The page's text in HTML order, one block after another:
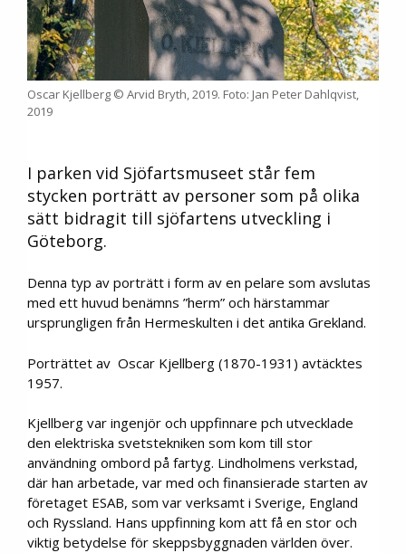
Oscar Kjellberg © Arvid Bryth, 2019. Foto: Jan Peter Dahlqvist,
2019
I parken vid Sjöfartsmuseet står fem
stycken porträtt av personer som på olika
sätt bidragit till sjöfartens utveckling i
Göteborg.
Denna typ av porträtt i form av en pelare som avslutas
med ett huvud benämns ”herm” och härstammar
ursprungligen från Hermeskulten i det antika Grekland.
Porträttet av Oscar Kjellberg (1870-1931) avtäcktes
1957.
Kjellberg var ingenjör och uppfinnare pch utvecklade
den elektriska svetstekniken som kom till stor
användning ombord på fartyg. Lindholmens verkstad,
där han arbetade, var med och finansierade starten av
företaget ESAB, som var verksamt i Sverige, England
och Ryssland. Hans uppfinning kom att få en stor och
viktig betydelse för skeppsbyggnaden världen över.